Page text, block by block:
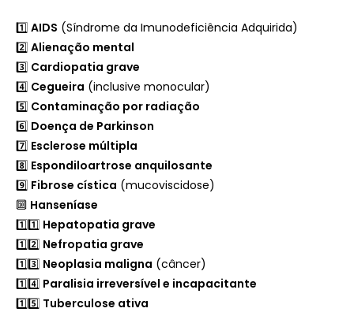
1️⃣ AIDS (Síndrome da Imunodeficiência Adquirida)
2️⃣ Alienação mental
3️⃣ Cardiopatia grave
4️⃣ Cegueira (inclusive monocular)
5️⃣ Contaminação por radiação
6️⃣ Doença de Parkinson
7️⃣ Esclerose múltipla
8️⃣ Espondiloartrose anquilosante
9️⃣ Fibrose cística (mucoviscidose)
🔟 Hanseníase
1️⃣1️⃣ Hepatopatia grave
1️⃣2️⃣ Nefropatia grave
1️⃣3️⃣ Neoplasia maligna (câncer)
1️⃣4️⃣ Paralisia irreversível e incapacitante
1️⃣5️⃣ Tuberculose ativa